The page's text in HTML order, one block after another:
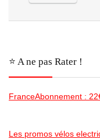
⭐️ A ne pas Rater !
FranceAbonnement :
Les promos vélos